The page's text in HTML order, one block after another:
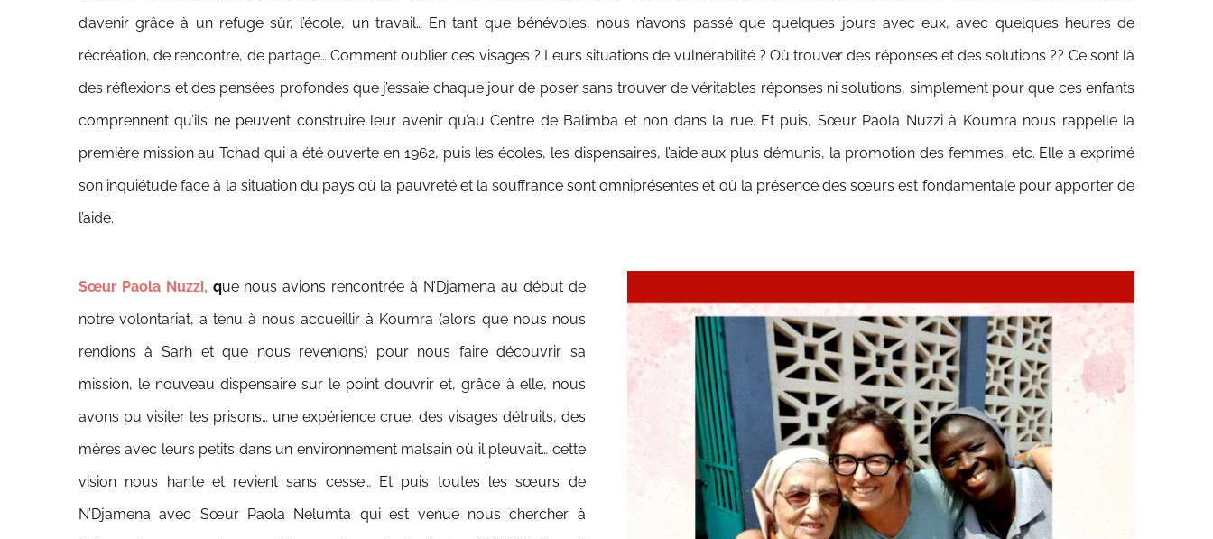
d’avenir grâce à un refuge sûr, l’école, un travail… En tant que bénévoles, nous n’avons passé que quelques jours avec eux, avec quelques heures de
récréation, de rencontre, de partage… Comment oublier ces visages ? Leurs situations de vulnérabilité ? Où trouver des réponses et des solutions ?? Ce sont là
des réflexions et des pensées profondes que j’essaie chaque jour de poser sans trouver de véritables réponses ni solutions, simplement pour que ces enfants
comprennent qu’ils ne peuvent construire leur avenir qu’au Centre de Balimba et non dans la rue. Et puis, Sœur Paola Nuzzi à Koumra nous rappelle la
première mission au Tchad qui a été ouverte en 1962, puis les écoles, les dispensaires, l’aide aux plus démunis, la promotion des femmes, etc. Elle a exprimé
son inquiétude face à la situation du pays où la pauvreté et la souffrance sont omniprésentes et où la présence des sœurs est fondamentale pour apporter de
l’aide.
Sœur Paola Nuzzi, que nous avions rencontrée à N’Djamena au début de
notre volontariat, a tenu à nous accueillir à Koumra (alors que nous nous
rendions à Sarh et que nous revenions) pour nous faire découvrir sa
mission, le nouveau dispensaire sur le point d’ouvrir et, grâce à elle, nous
avons pu visiter les prisons… une expérience crue, des visages détruits, des
mères avec leurs petits dans un environnement malsain où il pleuvait… cette
vision nous hante et revient sans cesse… Et puis toutes les sœurs de
N’Djamena avec Sœur Paola Nelumta qui est venue nous chercher à